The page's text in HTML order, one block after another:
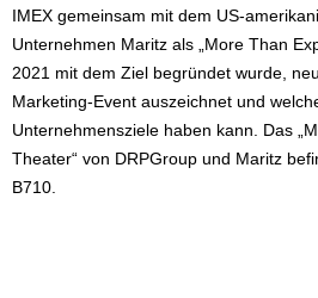
IMEX gemeinsam mit dem US-
Unternehmen Maritz als „More Than
2021 mit dem Ziel begründet wurde,
Marketing-Event auszeichnet und
Unternehmensziele haben kann. Das
Theater“ von DRPGroup und Maritz
B710.